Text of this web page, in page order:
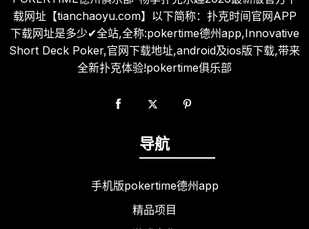
载网址【tianchaoyu.com】以下简称：扑克时间官网APP
下载网址是多少✔全站,全称:pokertime德州app,Innovative
Short Deck Poker,官网下载地址,android及ios版下载,带来
全新扑克体验!pokertime俱乐部
导航
手机版pokertime德州app
精品项目